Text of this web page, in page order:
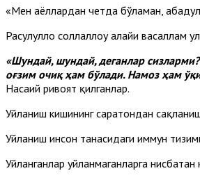
«Мен аёллардан четда бўламан,
Расулуллоҳ соллаллоҳу алайҳи васаллам
«Шундай, шундай, деганлар
оғзим очиқ ҳам бўлади. Намоз ҳам
Насаий ривоят қилганлар.
Уйланиш кишининг саратондан
Уйланиш инсон танасидаги иммун
Уйланганлар уйланмаганларга